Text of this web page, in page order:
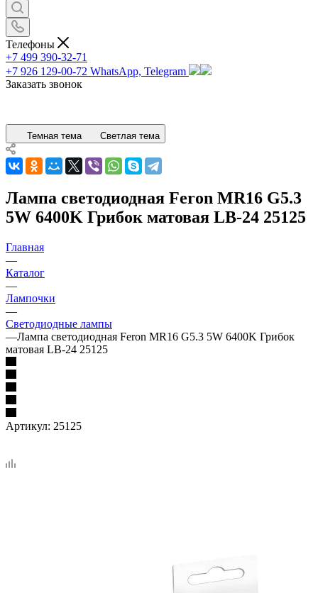
Телефоны
+7 499 390-32-71
+7 926 129-00-72 WhatsApp, Telegram
Заказать звонок
Темная тема Светлая тема
Лампа светодиодная Feron MR16 G5.3
5W 6400K Грибок матовая LB-24 25125
Главная
—
Каталог
—
Лампочки
—
Светодиодные лампы
—Лампа светодиодная Feron MR16 G5.3 5W 6400K Грибок
матовая LB-24 25125
Артикул: 25125